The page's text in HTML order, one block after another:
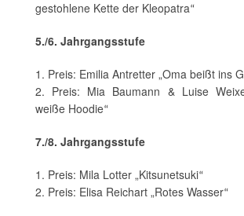
gestohlene Kette der Kleopatra“
5./6. Jahrgangsstufe
1. Preis: Emilia Antretter „Oma beißt ins
2. Preis: Mia Baumann & Luise
weiße Hoodie“
7./8. Jahrgangsstufe
1. Preis: Mila Lotter „Kitsunetsuki“
2. Preis: Elisa Reichart „Rotes Wasser“